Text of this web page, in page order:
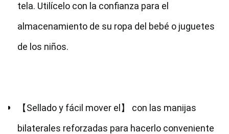
tela. Utilícelo con la confianza para el
almacenamiento de su ropa del bebé o juguetes
de los niños.
【Sellado y fácil mover el】 con las manijas
bilaterales reforzadas para hacerlo conveniente